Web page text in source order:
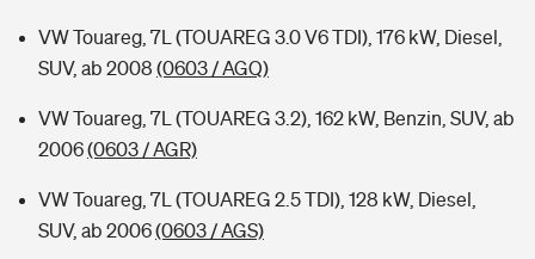
VW Touareg, 7L (TOUAREG 3.0 V6 TDI), 176 kW, Diesel,
SUV, ab 2008 (0603 / AGQ)
VW Touareg, 7L (TOUAREG 3.2), 162 kW, Benzin, SUV, ab
2006(0603 / AGR)
VW Touareg, 7L (TOUAREG 2.5 TDI), 128 kW, Diesel,
SUV, ab 2006(0603 / AGS)